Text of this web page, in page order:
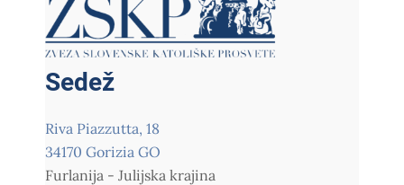
Sedež
Riva Piazzutta, 18
34170 Gorizia GO
Furlanija - Julijska krajina